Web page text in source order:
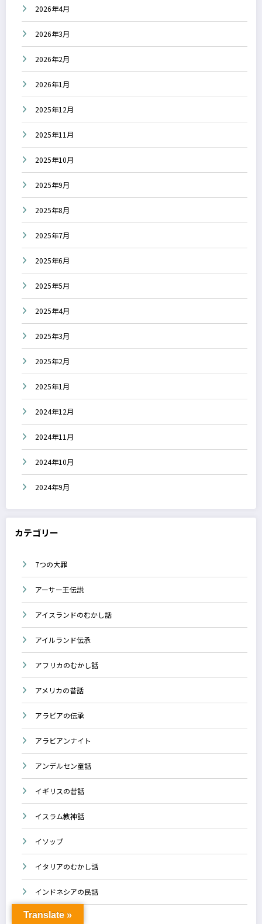
2026年4月
2026年3月
2026年2月
2026年1月
2025年12月
2025年11月
2025年10月
2025年9月
2025年8月
2025年7月
2025年6月
2025年5月
2025年4月
2025年3月
2025年2月
2025年1月
2024年12月
2024年11月
2024年10月
2024年9月
カテゴリー
7つの大罪
アーサー王伝説
アイスランドのむかし話
アイルランド伝承
アフリカのむかし話
アメリカの昔話
アラビアの伝承
アラビアンナイト
アンデルセン童話
イギリスの昔話
イスラム教神話
イソップ
イタリアのむかし話
インドネシアの民話
インドの昔話
Translate »